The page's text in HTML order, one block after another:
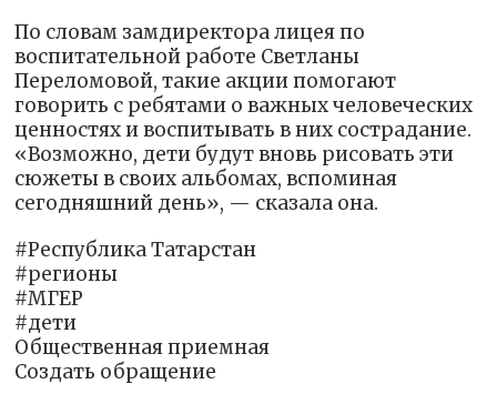
По словам замдиректора лицея по
воспитательной работе Светланы
Переломовой, такие акции помогают
говорить с ребятами о важных человеческих
ценностях и воспитывать в них сострадание.
«Возможно, дети будут вновь рисовать эти
сюжеты в своих альбомах, вспоминая
сегодняшний день», — сказала она.
#Республика Татарстан
#регионы
#‎МГЕР‬
#дети
Общественная приемная
Создать обращение